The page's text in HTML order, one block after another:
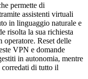
permette di
assistenti virtuali
in linguaggio naturale e
risolta la sua richiesta
operatore. Reset delle
VPN e domande
in autonomia, mentre
di tutto il